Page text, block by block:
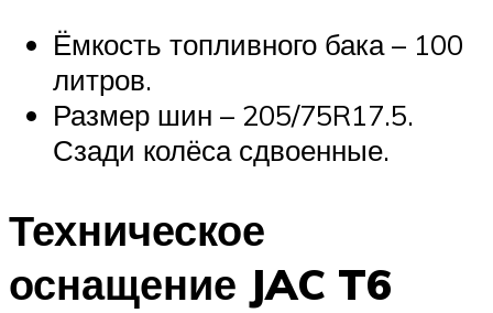
Ёмкость топливного бака – 100
литров.
Размер шин – 205/75R17.5.
Сзади колёса сдвоенные.
Техническое
оснащение JAC T6